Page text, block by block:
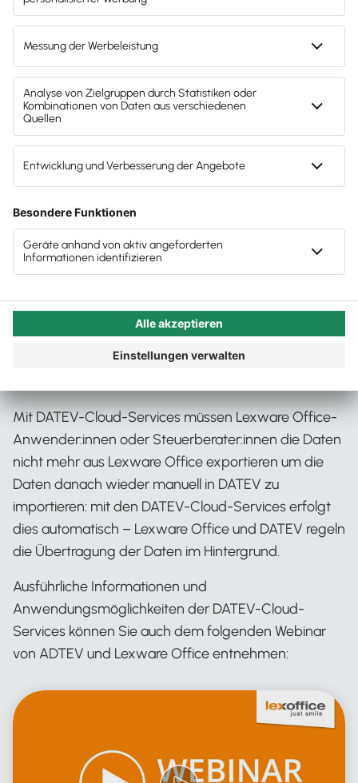
DATEV Kanzleisoftware. Möglich machen es die
Datev-Cloud-Services, die komfortabel im
Hintergrund die Übertragung der Daten regeln.
Autor:in: Carola Heine
Veröffentlicht:23.08.2021
Kategorie:
Die DATEV-Cloud-Services ermöglichen die
Übergabe der Daten aus Lexware Office direkt online
an die Kanzleisoftware. Was bisher nur für die
Belegübergabe möglich war (ehemals
DATEVconnect online), gilt jetzt für die gesamte
Buchhaltung.
Direkte Anbindung an Ihre
Mit DATEV-Cloud-Services müssen Lexware Office-
Anwender:innen oder Steuerberater:innen die Daten
nicht mehr aus Lexware Office exportieren um die
Daten danach wieder manuell in DATEV zu
importieren: mit den DATEV-Cloud-Services erfolgt
dies automatisch – Lexware Office und DATEV regeln
die Übertragung der Daten im Hintergrund.
Ausführliche Informationen und
Anwendungsmöglichkeiten der DATEV-Cloud-
Services können Sie auch dem folgenden Webinar
von ADTEV und Lexware Office entnehmen: